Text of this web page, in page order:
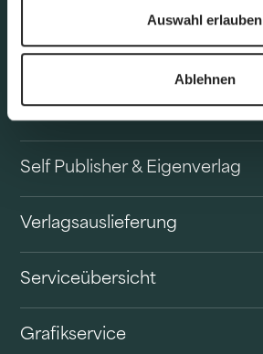
Auswahl erlauben
Ablehnen
Buchvertrieb
Self Publisher & Eigenverlag
Verlagsauslieferung
Serviceübersicht
Grafikservice